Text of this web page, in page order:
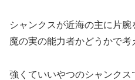
シャンクスが近海の主に片
魔の実の能力者かどうかで考
強くていいやつのシャンク